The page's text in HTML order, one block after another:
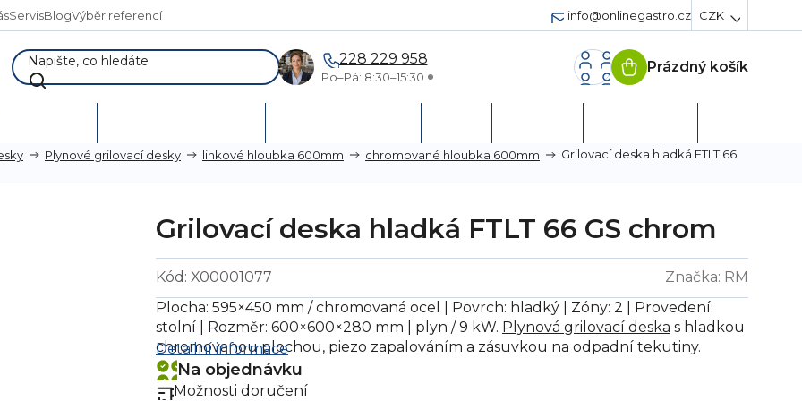
ServisBlogVýběr referencí info@onlinegastro.cz CZK
228 229 958
Po–Pá: 8:30–15:30
Nákupní
Prázdný košík
Plynové grilovací desky linkové hloubka 600mm chromované hloubka 600mm
Grilovací deska hladká FTLT 66
Grilovací deska hladká FTLT 66 GS chrom
Značka: RM
Kód: X00001077
Na objednávku
Možnosti doručení
Plocha: 595×450 mm / chromovaná ocel | Povrch: hladký | Zóny: 2 | Provedení:
stolní | Rozměr: 600×600×280 mm | plyn / 9 kW. Plynová grilovací deska s hladkou
chromovanou plochou, piezo zapalováním a zásuvkou na odpadní tekutiny.
Detailní informace